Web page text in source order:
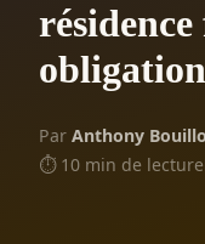
Par Anthony
⏱ 10 min de lecture